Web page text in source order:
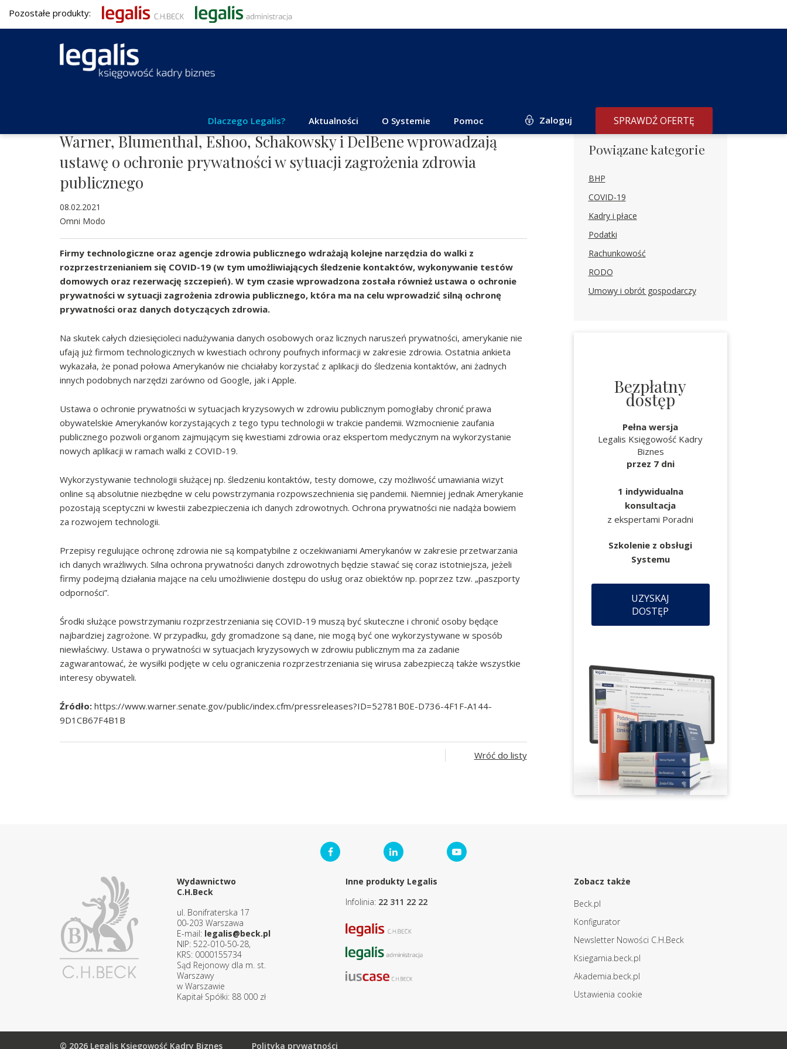
Pozostałe produkty:
Dlaczego Legalis? Aktualności O Systemie Pomoc Zaloguj SPRAWDŹ OFERTĘ
Warner, Blumenthal, Eshoo, Schakowsky i DelBene wprowadzają
ustawę o ochronie prywatności w sytuacji zagrożenia zdrowia
publicznego
08.02.2021
Omni Modo
Firmy technologiczne oraz agencje zdrowia publicznego wdrażają kolejne narzędzia do walki z
rozprzestrzenianiem się COVID-19 (w tym umożliwiających śledzenie kontaktów, wykonywanie testów
domowych oraz rezerwację szczepień). W tym czasie wprowadzona została również ustawa o ochronie
prywatności w sytuacji zagrożenia zdrowia publicznego, która ma na celu wprowadzić silną ochronę
prywatności oraz danych dotyczących zdrowia.
Na skutek całych dziesięcioleci nadużywania danych osobowych oraz licznych naruszeń prywatności, amerykanie nie
ufają już firmom technologicznych w kwestiach ochrony poufnych informacji w zakresie zdrowia. Ostatnia ankieta
wykazała, że ponad połowa Amerykanów nie chciałaby korzystać z aplikacji do śledzenia kontaktów, ani żadnych
innych podobnych narzędzi zarówno od Google, jak i Apple.
Ustawa o ochronie prywatności w sytuacjach kryzysowych w zdrowiu publicznym pomogłaby chronić prawa
obywatelskie Amerykanów korzystających z tego typu technologii w trakcie pandemii. Wzmocnienie zaufania
publicznego pozwoli organom zajmującym się kwestiami zdrowia oraz ekspertom medycznym na wykorzystanie
nowych aplikacji w ramach walki z COVID-19.
Wykorzystywanie technologii służącej np. śledzeniu kontaktów, testy domowe, czy możliwość umawiania wizyt
online są absolutnie niezbędne w celu powstrzymania rozpowszechnienia się pandemii. Niemniej jednak Amerykanie
pozostają sceptyczni w kwestii zabezpieczenia ich danych zdrowotnych. Ochrona prywatności nie nadąża bowiem
za rozwojem technologii.
Przepisy regulujące ochronę zdrowia nie są kompatybilne z oczekiwaniami Amerykanów w zakresie przetwarzania
ich danych wrażliwych. Silna ochrona prywatności danych zdrowotnych będzie stawać się coraz istotniejsza, jeżeli
firmy podejmą działania mające na celu umożliwienie dostępu do usług oraz obiektów np. poprzez tzw. „paszporty
odporności”.
Środki służące powstrzymaniu rozprzestrzeniania się COVID-19 muszą być skuteczne i chronić osoby będące
najbardziej zagrożone. W przypadku, gdy gromadzone są dane, nie mogą być one wykorzystywane w sposób
niewłaściwy. Ustawa o prywatności w sytuacjach kryzysowych w zdrowiu publicznym ma za zadanie
zagwarantować, że wysiłki podjęte w celu ograniczenia rozprzestrzeniania się wirusa zabezpieczą także wszystkie
interesy obywateli.
Źródło: https://www.warner.senate.gov/public/index.cfm/pressreleases?ID=52781B0E-D736-4F1F-A144-
9D1CB67F4B1B
Wróć do listy
Powiązane kategorie
BHP
COVID-19
Kadry i płace
Podatki
Rachunkowość
RODO
Umowy i obrót gospodarczy
Bezpłatny
dostęp
Pełna wersja
Legalis Księgowość Kadry
Biznes
przez 7 dni
1 indywidualna
konsultacja
z ekspertami Poradni
Szkolenie z obsługi
Systemu
UZYSKAJ
DOSTĘP
Wydawnictwo
C.H.Beck
ul. Bonifraterska 17
00-203 Warszawa
E-mail: legalis@beck.pl
NIP: 522-010-50-28,
KRS: 0000155734
Sąd Rejonowy dla m. st.
Warszawy
w Warszawie
Kapitał Spółki: 88 000 zł
Inne produkty Legalis
Infolinia: 22 311 22 22
Zobacz także
Beck.pl
Konfigurator
Newsletter Nowości C.H.Beck
Ksiegarnia.beck.pl
Akademia.beck.pl
Ustawienia cookie
© 2026 Legalis Księgowość Kadry Biznes Polityka prywatności